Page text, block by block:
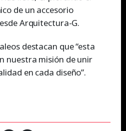
de un accesorio
Arquitectura-G.
destacan que “esta
nuestra misión de unir
en cada diseño”.